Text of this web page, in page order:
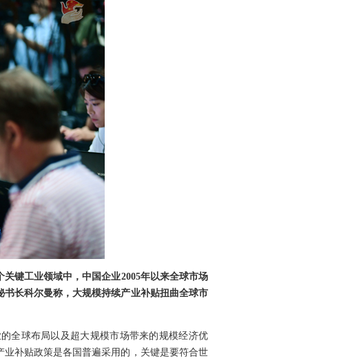
键工业领域中，中国企业2005年以来全球市场
书长科尔曼称，大规模持续产业补贴扭曲全球市
全球布局以及超大规模市场带来的规模经济优
补贴政策是各国普遍采用的，关键是要符合世